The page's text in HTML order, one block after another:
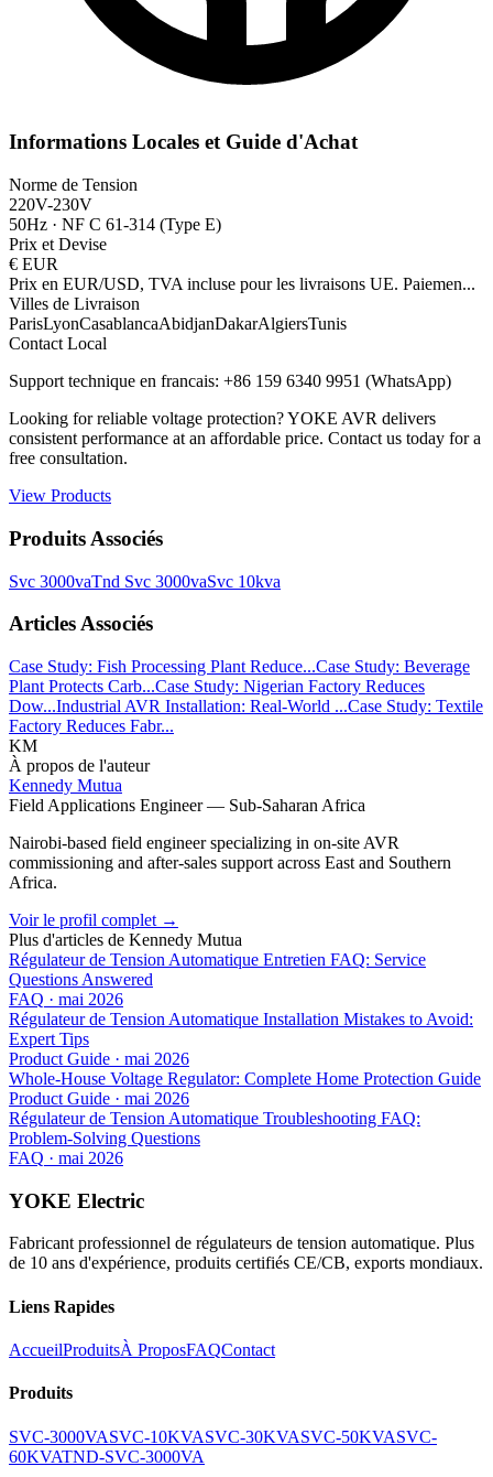
Informations Locales et Guide d'Achat
Norme de Tension
220V-230V
50Hz · NF C 61-314 (Type E)
Prix et Devise
€ EUR
Prix en EUR/USD, TVA incluse pour les livraisons UE. Paiemen...
Villes de Livraison
ParisLyonCasablancaAbidjanDakarAlgiersTunis
Contact Local
Support technique en francais: +86 159 6340 9951 (WhatsApp)
Looking for reliable voltage protection? YOKE AVR delivers
consistent performance at an affordable price. Contact us today for a
free consultation.
View Products
Produits Associés
Svc 3000vaTnd Svc 3000vaSvc 10kva
Articles Associés
Case Study: Fish Processing Plant Reduce...Case Study: Beverage
Plant Protects Carb...Case Study: Nigerian Factory Reduces
Dow...Industrial AVR Installation: Real-World ...Case Study: Textile
Factory Reduces Fabr...
KM
À propos de l'auteur
Kennedy Mutua
Field Applications Engineer — Sub-Saharan Africa
Nairobi-based field engineer specializing in on-site AVR
commissioning and after-sales support across East and Southern
Africa.
Voir le profil complet →
Plus d'articles de Kennedy Mutua
Régulateur de Tension Automatique Entretien FAQ: Service
Questions Answered
FAQ · mai 2026
Régulateur de Tension Automatique Installation Mistakes to Avoid:
Expert Tips
Product Guide · mai 2026
Whole-House Voltage Regulator: Complete Home Protection Guide
Product Guide · mai 2026
Régulateur de Tension Automatique Troubleshooting FAQ:
Problem-Solving Questions
FAQ · mai 2026
YOKE Electric
Fabricant professionnel de régulateurs de tension automatique. Plus
de 10 ans d'expérience, produits certifiés CE/CB, exports mondiaux.
Liens Rapides
AccueilProduitsÀ ProposFAQContact
Produits
SVC-3000VASVC-10KVASVC-30KVASVC-50KVASVC-
60KVATND-SVC-3000VA